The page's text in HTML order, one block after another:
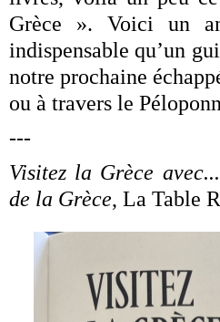
Grèce ». Voici un
indispensable qu’un
notre prochaine
ou à travers le
---
Visitez la Grèce
de la Grèce, La Table